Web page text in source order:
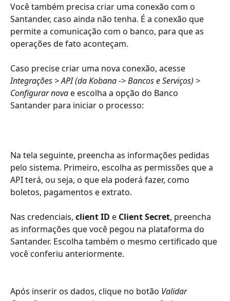
Você também precisa criar uma conexão com o
Santander, caso ainda não tenha. É a conexão que
permite a comunicação com o banco, para que as
operações de fato aconteçam.
Caso precise criar uma nova conexão, acesse
Integrações > API (da Kobana -> Bancos e Serviços) >
Configurar nova e escolha a opção do Banco
Santander para iniciar o processo:
Na tela seguinte, preencha as informações pedidas
pelo sistema. Primeiro, escolha as permissões que a
API terá, ou seja, o que ela poderá fazer, como
boletos, pagamentos e extrato.
Nas credenciais, client ID e Client Secret, preencha
as informações que você pegou na plataforma do
Santander. Escolha também o mesmo certificado que
você conferiu anteriormente.
Após inserir os dados, clique no botão Validar